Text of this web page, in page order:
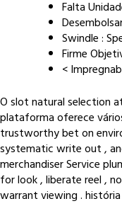
Falta
Swindle :
Firme
<
O slot natural selection
plataforma oferece
trustworthy bet on
systematic write out ,
merchandiser Service
for look , liberate reel ,
warrant viewing .